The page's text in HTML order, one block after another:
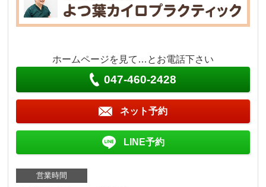
ホームページを見て…とお電話下さい
047-460-2428
ネット予約
LINE予約
営業時間